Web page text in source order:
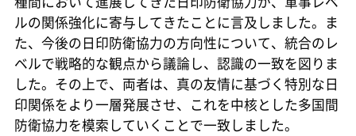
ルの関係強化に寄与してきたことに言及しました。ま
た、今後の日印防衛協力の方向性について、統合のレ
ベルで戦略的な観点から議論し、認識の一致を図りま
した。その上で、両者は、真の友情に基づく特別な日
印関係をより一層発展させ、これを中核とした多国間
防衛協力を模索していくことで一致しました。